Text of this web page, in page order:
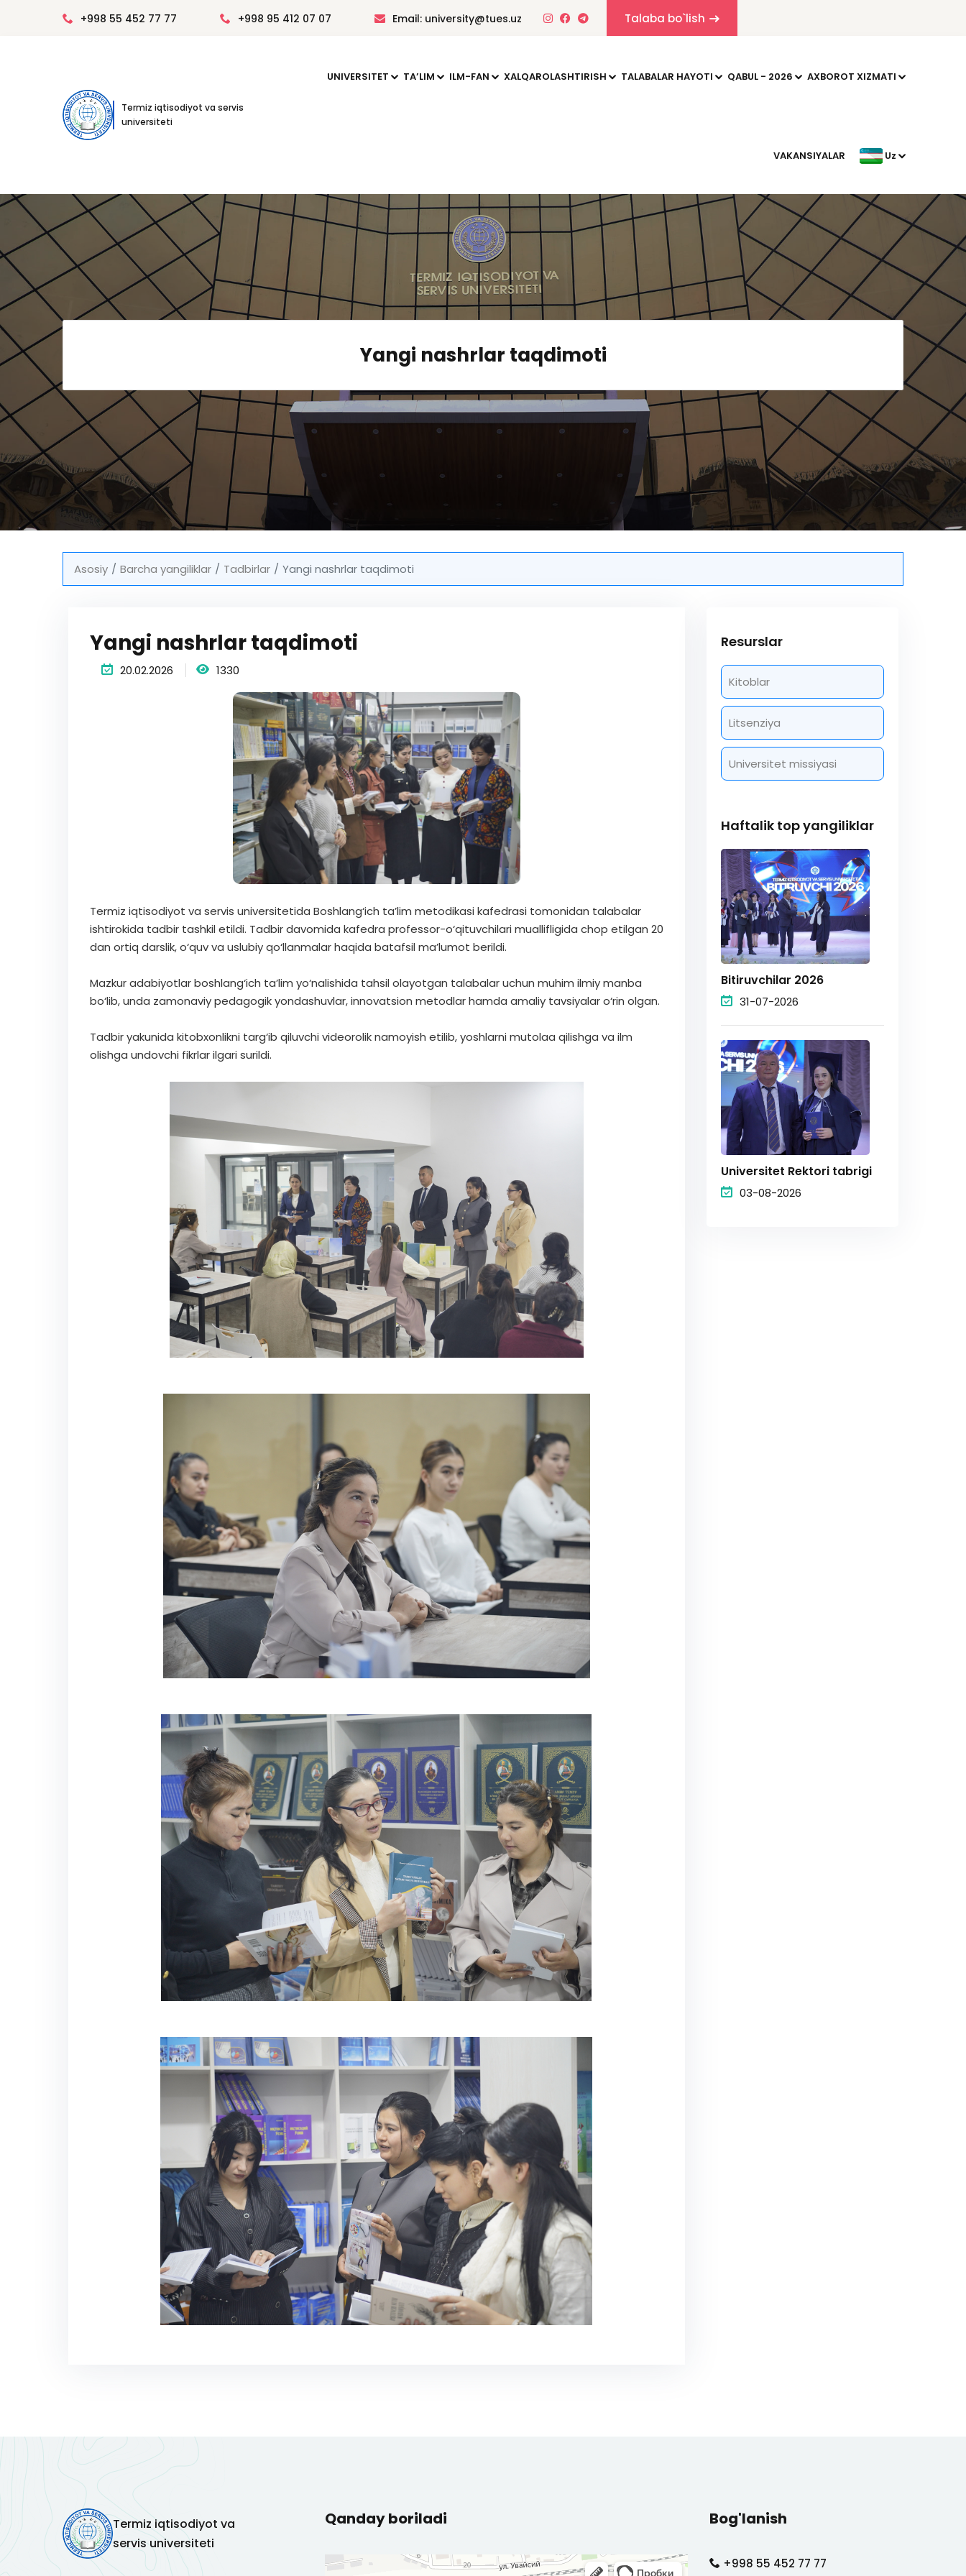
+998 55 452 77 77 +998 95 412 07 07 Email: university@tues.uz Talaba bo`lish
Termiz iqtisodiyot va servis
universiteti
UNIVERSITET TAʼLIM ILM-FAN XALQAROLASHTIRISH TALABALAR HAYOTI QABUL - 2026 AXBOROT XIZMATI
VAKANSIYALAR Uz
Yangi nashrlar taqdimoti
Asosiy Barcha yangiliklar Tadbirlar Yangi nashrlar taqdimoti
Yangi nashrlar taqdimoti
20.02.2026 1330
Termiz iqtisodiyot va servis universitetida Boshlang‘ich ta’lim metodikasi kafedrasi tomonidan talabalar
ishtirokida tadbir tashkil etildi. Tadbir davomida kafedra professor-o‘qituvchilari muallifligida chop etilgan 20
dan ortiq darslik, o‘quv va uslubiy qo‘llanmalar haqida batafsil ma’lumot berildi.
Mazkur adabiyotlar boshlang‘ich ta’lim yo‘nalishida tahsil olayotgan talabalar uchun muhim ilmiy manba
bo‘lib, unda zamonaviy pedagogik yondashuvlar, innovatsion metodlar hamda amaliy tavsiyalar o‘rin olgan.
Tadbir yakunida kitobxonlikni targ‘ib qiluvchi videorolik namoyish etilib, yoshlarni mutolaa qilishga va ilm
olishga undovchi fikrlar ilgari surildi.
Resurslar
Kitoblar
Litsenziya
Universitet missiyasi
Haftalik top yangiliklar
Bitiruvchilar 2026
31-07-2026
Universitet Rektori tabrigi
03-08-2026
Termiz iqtisodiyot va
servis universiteti
Qanday boriladi Bog'lanish
+998 55 452 77 77